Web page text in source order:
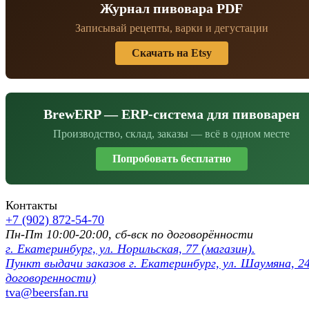
Журнал пивовара PDF
Записывай рецепты, варки и дегустации
Скачать на Etsy
BrewERP — ERP-система для пивоварен
Производство, склад, заказы — всё в одном месте
Попробовать бесплатно
Контакты
+7 (902) 872-54-70
Пн-Пт 10:00-20:00, сб-вск по договорённости
г. Екатеринбург, ул. Норильская, 77 (магазин).
Пункт выдачи заказов г. Екатеринбург, ул. Шаумяна,
договоренности)
tva@beersfan.ru